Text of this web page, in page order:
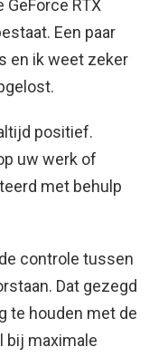
RTX
Een paar
en ik weet zeker
positief.
uw werk of
met behulp
controle tussen
Dat gezegd
te houden met de
bij maximale